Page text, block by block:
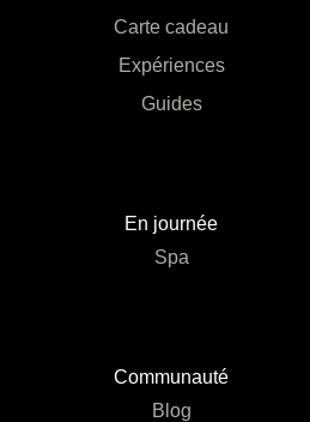
Carte cadeau
Expériences
Guides
En journée
Spa
Communauté
Blog